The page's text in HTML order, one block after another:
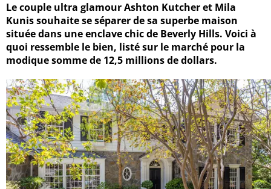
Le couple ultra glamour Ashton Kutcher et Mila
Kunis souhaite se séparer de sa superbe maison
située dans une enclave chic de Beverly Hills. Voici à
quoi ressemble le bien, listé sur le marché pour la
modique somme de 12,5 millions de dollars.